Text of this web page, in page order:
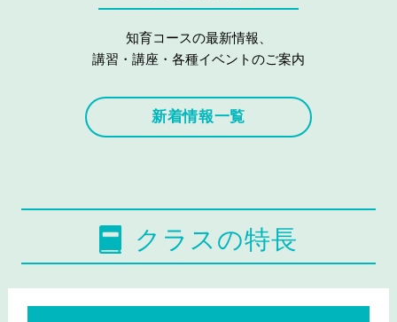
知育コースの最新情報、
講習・講座・各種イベントのご案内
新着情報一覧
クラスの特長